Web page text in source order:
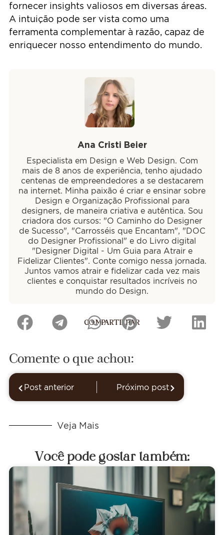
fornecer insights valiosos em diversas áreas.
A intuição pode ser vista como uma
ferramenta complementar à razão, capaz de
enriquecer nosso entendimento do mundo.
Ana Cristi Beier
Especialista em Design e Web Design. Com
mais de 8 anos de experiência, tenho ajudado
centenas de empreendedores a se destacarem
na internet. Minha paixão é criar e ensinar sobre
Design e Organização Profissional para
designers, de maneira criativa e autêntica. Sou
criadora dos cursos: "O Caminho do Designer
de Sucesso", "Carrosséis que Encantam", "DOC
do Designer Profissional" e do Livro digital
"Designer Digital - Um Guia para Atrair e
Fidelizar Clientes". Conte comigo nessa jornada.
Juntos vamos atrair e fidelizar cada vez mais
clientes e conquistar resultados incríveis no
mundo do Design.
COMPARTILHAR
Comente o que achou:
Post anterior Próximo post
Veja Mais
Você pode gostar também: